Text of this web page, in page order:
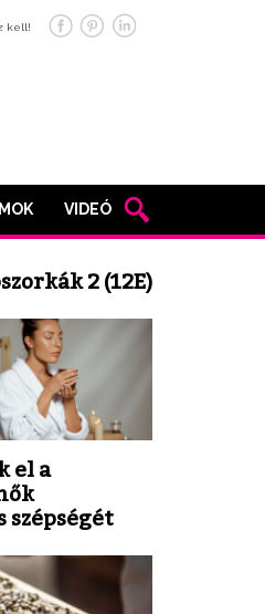
kell!
VIDEÓ
2 (12E)
el a
szépségét